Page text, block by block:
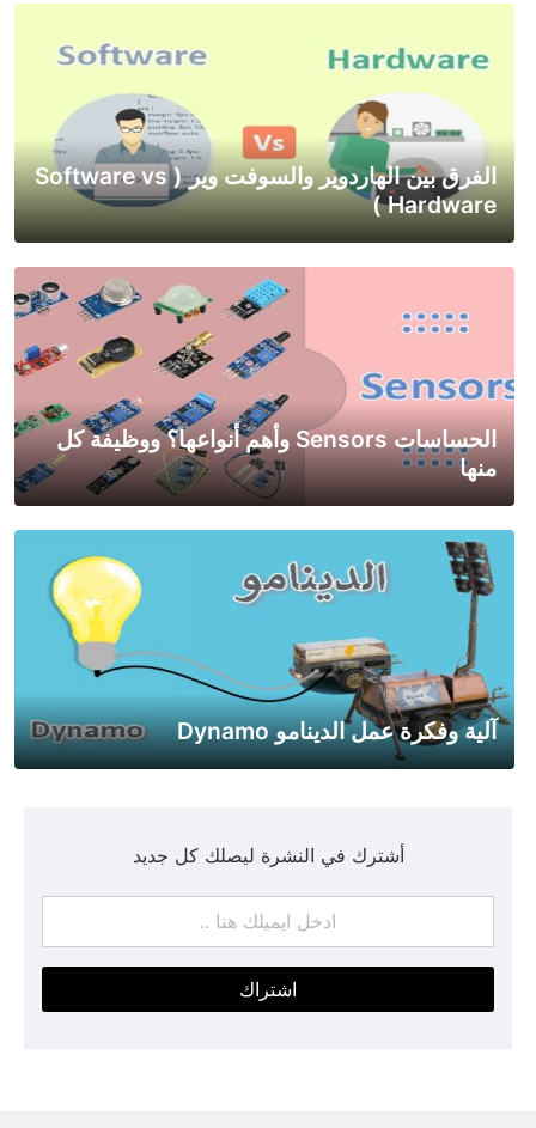
الفرق بين الهاردوير والسوفت وير ( Software vs
Hardware )
الحساسات Sensors وأهم أنواعها؟ ووظيفة كل
منها
آلية وفكرة عمل الدينامو Dynamo
أشترك في النشرة ليصلك كل جديد
اشتراك